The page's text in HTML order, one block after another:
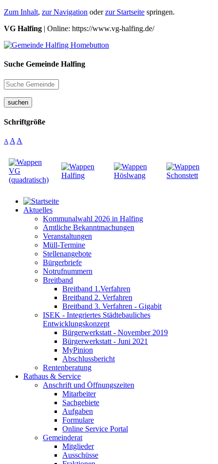
Zum Inhalt, zur Navigation oderzur Startseite springen.
VG Halfing | Online: https://www.vg-halfing.de/
Suche Gemeinde Halfing
suchen
Schriftgröße
A A A
Aktuelles
Kommunalwahl 2026 in Halfing
Amtliche Bekanntmachungen
Veranstaltungen
Müll-Termine
Stellenangebote
Bürgerbriefe
Notrufnummern
Breitband
Breitband 1.Verfahren
Breitband 2. Verfahren
Breitband 3. Verfahren - Gigabit
ISEK - Integriertes Städtebauliches
Entwicklungskonzept
Bürgerwerkstatt - November 2019
Bürgerwerkstatt - Juni 2021
MyPinion
Abschlussbericht
Rentenberatung
Rathaus & Service
Anschrift und Öffnungszeiten
Mitarbeiter
Sachgebiete
Aufgaben
Formulare
Online Service Portal
Gemeinderat
Mitglieder
Ausschüsse